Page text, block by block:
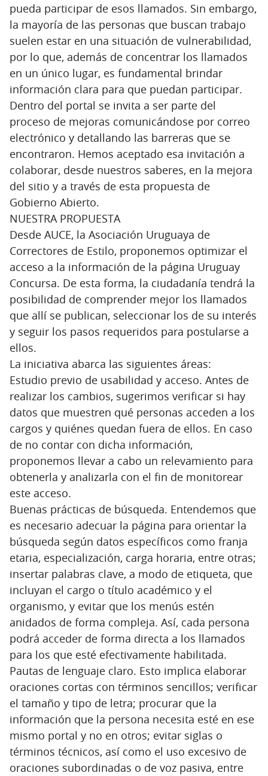
pueda participar de esos llamados. Sin embargo,
la mayoría de las personas que buscan trabajo
suelen estar en una situación de vulnerabilidad,
por lo que, además de concentrar los llamados
en un único lugar, es fundamental brindar
información clara para que puedan participar.
Dentro del portal se invita a ser parte del
proceso de mejoras comunicándose por correo
electrónico y detallando las barreras que se
encontraron. Hemos aceptado esa invitación a
colaborar, desde nuestros saberes, en la mejora
del sitio y a través de esta propuesta de
Gobierno Abierto.
NUESTRA PROPUESTA
Desde AUCE, la Asociación Uruguaya de
Correctores de Estilo, proponemos optimizar el
acceso a la información de la página Uruguay
Concursa. De esta forma, la ciudadanía tendrá la
posibilidad de comprender mejor los llamados
que allí se publican, seleccionar los de su interés
y seguir los pasos requeridos para postularse a
ellos.
La iniciativa abarca las siguientes áreas:
Estudio previo de usabilidad y acceso. Antes de
realizar los cambios, sugerimos verificar si hay
datos que muestren qué personas acceden a los
cargos y quiénes quedan fuera de ellos. En caso
de no contar con dicha información,
proponemos llevar a cabo un relevamiento para
obtenerla y analizarla con el fin de monitorear
este acceso.
Buenas prácticas de búsqueda. Entendemos que
es necesario adecuar la página para orientar la
búsqueda según datos específicos como franja
etaria, especialización, carga horaria, entre otras;
insertar palabras clave, a modo de etiqueta, que
incluyan el cargo o título académico y el
organismo, y evitar que los menús estén
anidados de forma compleja. Así, cada persona
podrá acceder de forma directa a los llamados
para los que esté efectivamente habilitada.
Pautas de lenguaje claro. Esto implica elaborar
oraciones cortas con términos sencillos; verificar
el tamaño y tipo de letra; procurar que la
información que la persona necesita esté en ese
mismo portal y no en otros; evitar siglas o
términos técnicos, así como el uso excesivo de
oraciones subordinadas o de voz pasiva, entre